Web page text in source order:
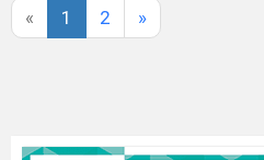
« 1 2 »